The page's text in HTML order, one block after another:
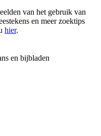
van het gebruik van
en meer zoektips
hier.
en bijbladen